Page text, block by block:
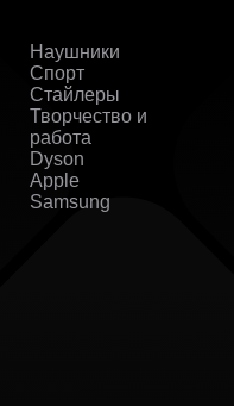
Наушники
Спорт
Стайлеры
Творчество и
работа
Dyson
Apple
Samsung